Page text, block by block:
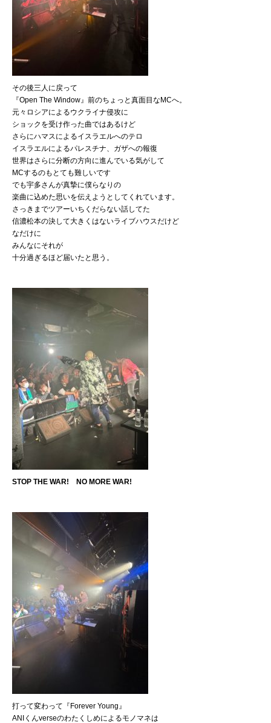
その後三人に戻って
『Open The Window』前のちょっと真面目なMCへ。
元々ロシアによるウクライナ侵攻に
ショックを受け作った曲ではあるけど
さらにハマスによるイスラエルへのテロ
イスラエルによるパレスチナ、ガザへの報復
世界はさらに分断の方向に進んでいる気がして
MCするのもとても難しいです
でも宇多さんが真摯に僕らなりの
楽曲に込めた思いを伝えようとしてくれています。
さっきまでツアーいちくだらない話してた
信濃松本の決して大きくはないライブハウスだけど
なだけに
みんなにそれが
十分過ぎるほど届いたと思う。
STOP THE WAR! NO MORE WAR!
打って変わって『Forever Young』
ANIくんverseのわたくしめによるモノマネは